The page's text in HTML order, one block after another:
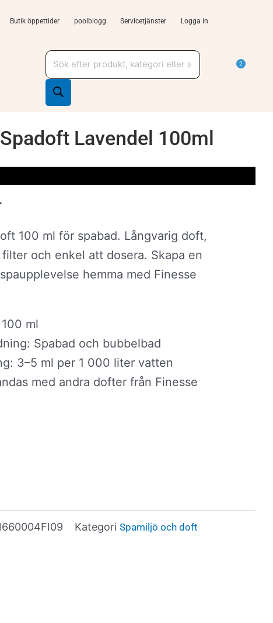
Butik öppettider poolblogg Servicetjänster Logga in
Öppna Tjänster och support
Produktsökning 2
Lavendel 100ml
100 ml för spabad. Långvarig doft,
och enkel att dosera. Skapa en
hemma med Finesse
ml
Spabad och bubbelbad
3–5 ml per 1 000 liter vatten
med andra dofter från Finesse
Kategori Spamiljö och doft